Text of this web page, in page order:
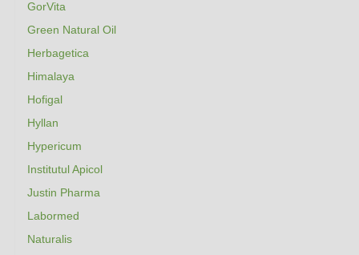
GorVita
Green Natural Oil
Herbagetica
Himalaya
Hofigal
Hyllan
Hypericum
Institutul Apicol
Justin Pharma
Labormed
Naturalis